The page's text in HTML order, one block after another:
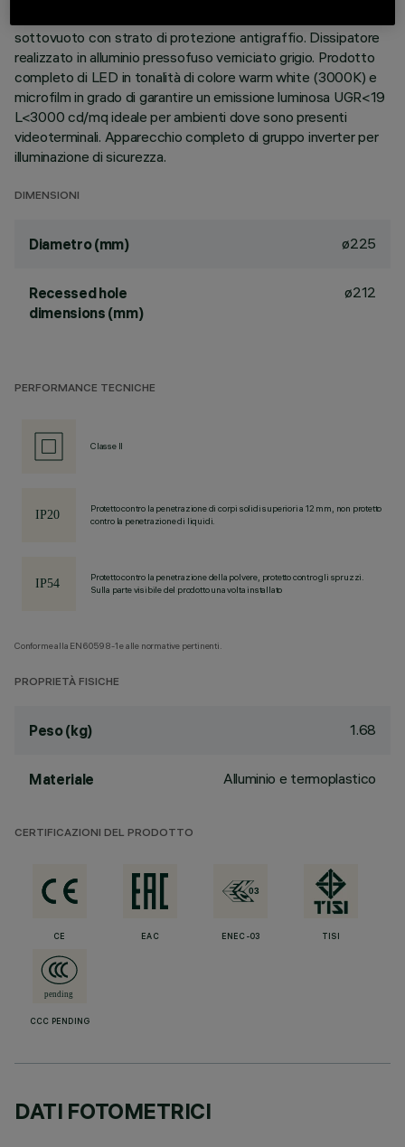
sottovuoto con strato di protezione antigraffio. Dissipatore
realizzato in alluminio pressofuso verniciato grigio. Prodotto
completo di LED in tonalità di colore warm white (3000K) e
microfilm in grado di garantire un emissione luminosa UGR<19
L<3000 cd/mq ideale per ambienti dove sono presenti
videoterminali. Apparecchio completo di gruppo inverter per
illuminazione di sicurezza.
DIMENSIONI
Diametro (mm) ø225
Recessed hole
dimensions (mm)
ø212
PERFORMANCE TECNICHE
Classe II
Protetto contro la penetrazione di corpi solidi superiori a 12 mm, non protetto
contro la penetrazione di liquidi.
Protetto contro la penetrazione della polvere, protetto contro gli spruzzi.
Sulla parte visibile del prodotto una volta installato
Conforme alla EN60598-1 e alle normative pertinenti.
PROPRIETÀ FISICHE
Peso (kg) 1.68
Materiale Alluminio e termoplastico
CERTIFICAZIONI DEL PRODOTTO
CE EAC ENEC-03 TISI
CCC PENDING
DATI FOTOMETRICI